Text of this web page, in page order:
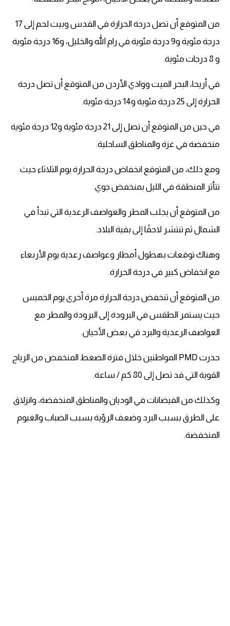
من المتوقع أن تصل درجة الحرارة في القدس وبيت لحم إلى 17
درجة مئوية و9 درجة مئوية في رام الله والخليل، و16 درجة مئوية
و 8 درجات مئوية.
في أريحا، البحر الميت ووادي الأردن من المتوقع أن تصل درجة
الحرارة إلى 25 درجة مئوية و14 درجة مئوية.
في حين من المتوقع أن تصل إلى 21 درجة مئوية و12 درجة مئوية
منخفضة في غزة والمناطق الساحلية.
ومع ذلك، من المتوقع انخفاض درجة الحرارة يوم الثلاثاء حيث
تتأثر المنطقة في الليل بمنخفض جوي.
من المتوقع أن يجلب المطر والعواصف الرعدية التي تبدأ في
الشمال ثم تنتشر لاحقًا إلى بقية البلاد.
وهناك توقعات بهطول أمطار وعواصف رعدية يوم الأربعاء
مع انخفاض كبير في درجة الحرارة.
من المتوقع أن تنخفض درجة الحرارة مرة أخرى يوم الخميس
حيث يستمر الطقس في البرودة إلى البرودة والمطر مع
العواصف الرعدية والبرد في بعض الأحيان.
حذرت PMD المواطنين خلال فترة الضغط المنخفض من الرياح
القوية التي قد تصل إلى 80 كم / ساعة.
وكذلك من الفيضانات في الوديان والمناطق المنخفضة، وانزلاق
على الطرق بسبب البرد وضعف الرؤية بسبب الضباب والغيوم
المنخفضة.